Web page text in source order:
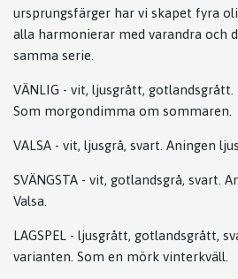
ursprungsfärger har vi skapet fyra
alla harmonierar med varandra och
samma serie.
VÄNLIG - vit, ljusgrått, gotlandsgrått.
Som morgondimma om sommaren.
VALSA - vit, ljusgrå, svart. Aningen
SVÄNGSTA - vit, gotlandsgrå, svart.
Valsa.
LAGSPEL - ljusgrått, gotlandsgrått,
varianten. Som en mörk vinterkväll.